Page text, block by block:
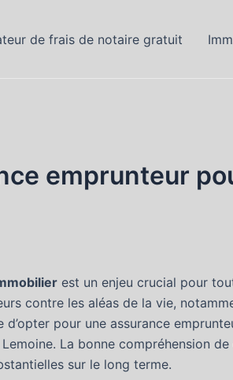
de frais de notaire gratuit
emprunteur
est un enjeu crucial pour
contre les aléas de la vie,
pour une assurance
La bonne compréhension
sur le long terme.